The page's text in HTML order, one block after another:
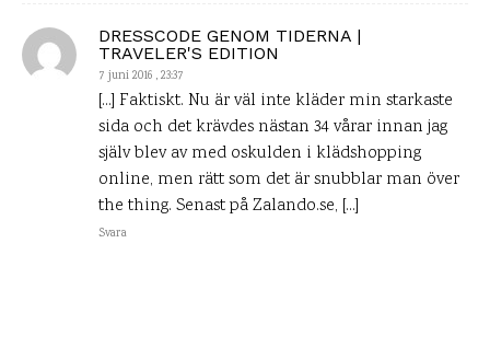
DRESSCODE GENOM TIDERNA |
TRAVELER'S EDITION
7 juni 2016 , 23:37
[…] Faktiskt. Nu är väl inte kläder min starkaste
sida och det krävdes nästan 34 vårar innan jag
själv blev av med oskulden i klädshopping
online, men rätt som det är snubblar man över
the thing. Senast på Zalando.se, […]
Svara